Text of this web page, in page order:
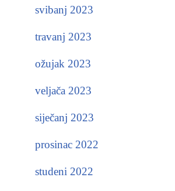
svibanj 2023
travanj 2023
ožujak 2023
veljača 2023
siječanj 2023
prosinac 2022
studeni 2022